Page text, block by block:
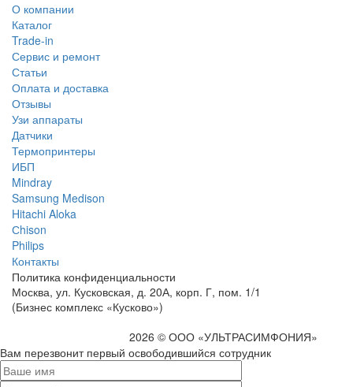
О компании
Каталог
Trade-in
Сервис и ремонт
Статьи
Оплата и доставка
Отзывы
Узи аппараты
Датчики
Термопринтеры
ИБП
Mindray
Samsung Medison
Hitachi Aloka
Сhison
Philips
Контакты
Политика конфиденциальности
Москва, ул. Кусковская, д. 20А, корп. Г, пом. 1/1
(Бизнес комплекс «Кусково»)
2026 © ООО «УЛЬТРАСИМФОНИЯ»
Вам перезвонит первый освободившийся сотрудник